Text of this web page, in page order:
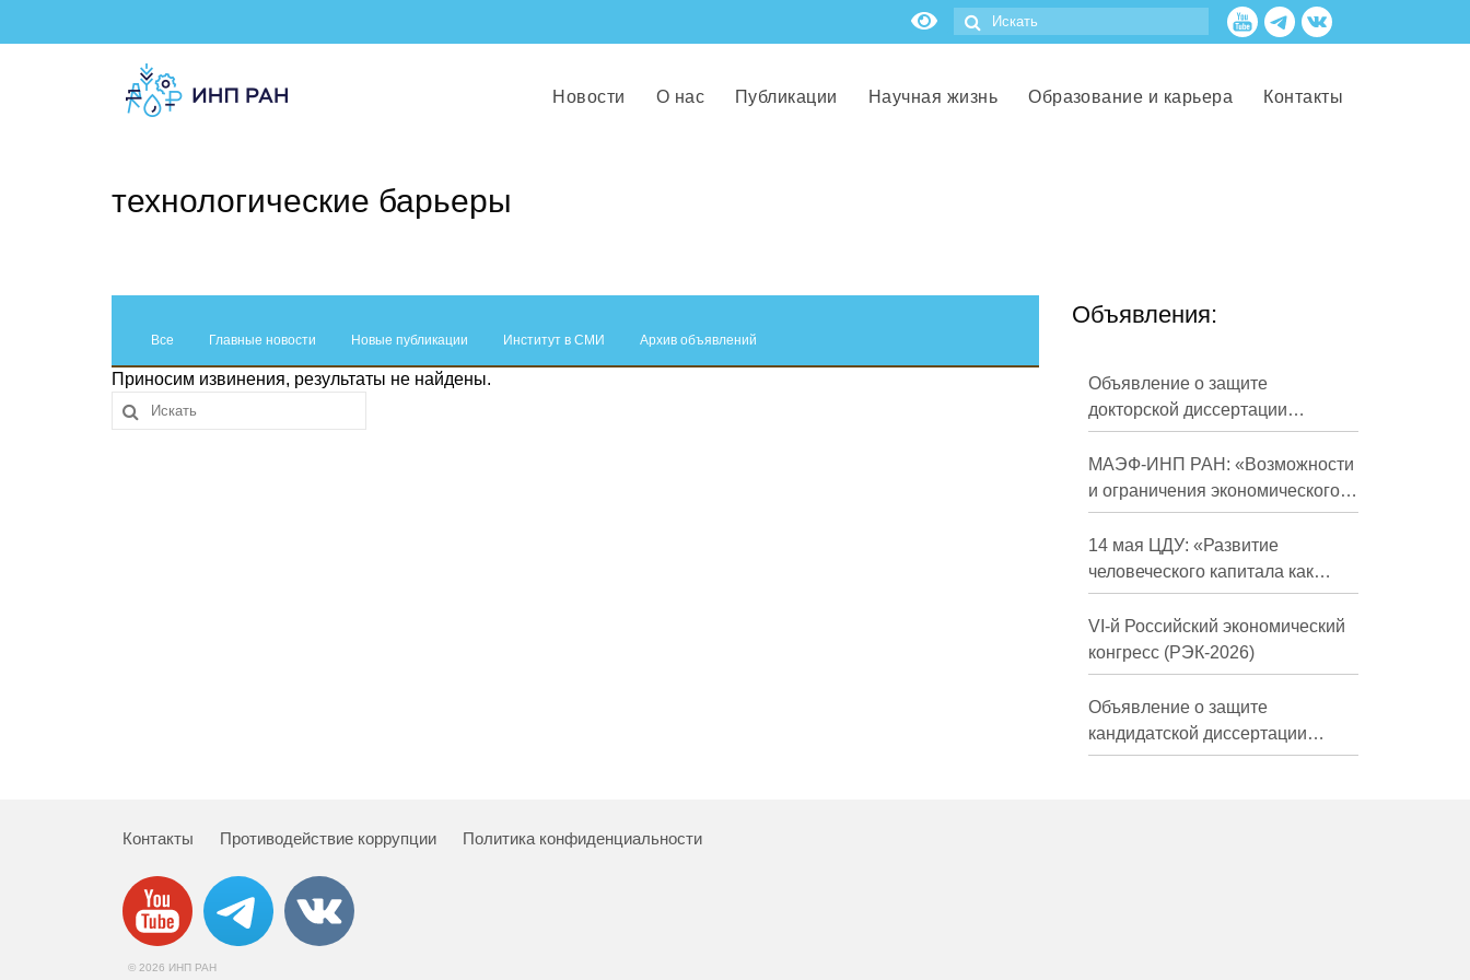
Новости О нас Публикации Научная жизнь Образование и карьера Контакты
технологические барьеры
Все Главные новости Новые публикации Институт в СМИ Архив объявлений
Приносим извинения, результаты не найдены.
Объявления:
Объявление о защите
докторской диссертации
Кузнецова Михаила
Евгеньевича
МАЭФ-ИНП РАН: «Возможности
и ограничения экономического
развития России в средне- и
долгосрочной перспективе»
14 мая ЦДУ: «Развитие
человеческого капитала как
фактор экономического роста»
VI-й Российский экономический
конгресс (РЭК-2026)
Объявление о защите
кандидатской диссертации
Трындиной Николь Сергеевны
Контакты Противодействие коррупции Политика конфиденциальности
© 2026 ИНП РАН